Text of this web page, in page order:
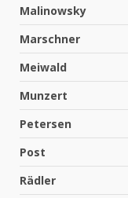
Malinowsky
Marschner
Meiwald
Munzert
Petersen
Post
Rädler